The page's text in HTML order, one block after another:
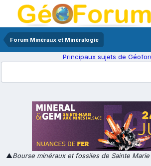
Forum Minéraux et Minéralogie
Principaux sujets de
▲Bourse minéraux et fossiles de Sainte